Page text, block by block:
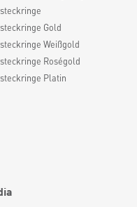
Gold
Weißgold
Roségold
Platin